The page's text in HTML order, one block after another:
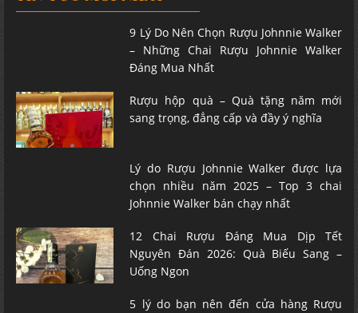
9 Lý Do Nên Chọn Rượu Johnnie Walker
– Những Chai Rượu Johnnie Walker
Đáng Mua Nhất
Rượu hộp quà – Quà tặng năm mới
sang trọng, đẳng cấp và đầy ý nghĩa
Lý do Rượu Johnnie Walker được lựa
chọn nhiều năm 2025 – Top 3 chai
Johnnie Walker bán chạy nhất
12 Chai Rượu Đáng Mua Dịp Tết
Nguyên Đán 2026: Quà Biếu Sang –
Uống Ngon
5 lý do bạn nên đến cửa hàng Rượu